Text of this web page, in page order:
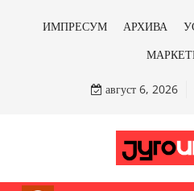
ИМПРЕСУМ АРХИВА
август 6, 2026